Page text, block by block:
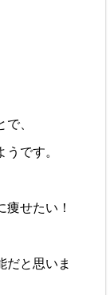
、
です。
せたい！
だと思いま